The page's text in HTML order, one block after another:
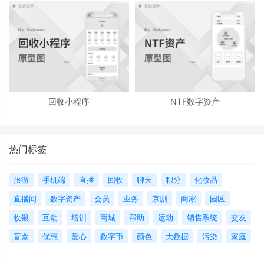
回收小程序 NTF数字资产
热门标签
旅游 手机端 直播 回收 聊天 积分
化妆品
直播间
数字资产 会员 业务 京剧 商家
园区
收银
互动 培训 商城 帮助 运动 销售系统
交友
盲盒
优惠 爱心 数字币 颜色 大数据 污染 家庭